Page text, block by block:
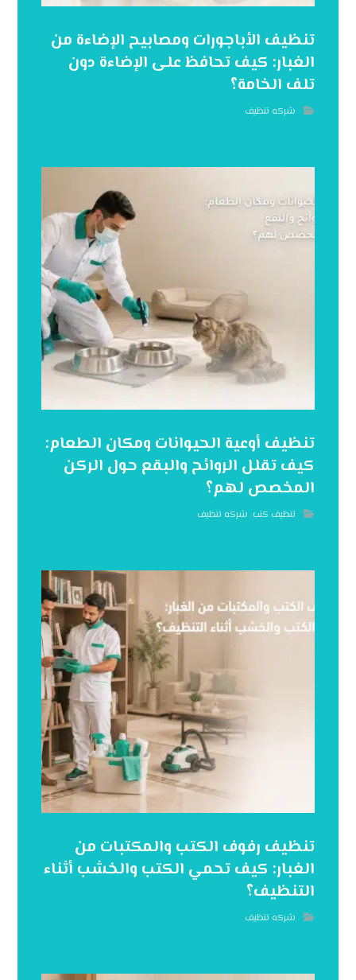
تنظيف الأباجورات ومصابيح الإضاءة من
الغبار: كيف تحافظ على الإضاءة دون
تلف الخامة؟
شركه تنظيف
تنظيف أوعية الحيوانات ومكان الطعام:
كيف تقلل الروائح والبقع حول الركن
المخصص لهم؟
تنظيف كنب, شركه تنظيف
تنظيف رفوف الكتب والمكتبات من
الغبار: كيف تحمي الكتب والخشب أثناء
التنظيف؟
شركه تنظيف